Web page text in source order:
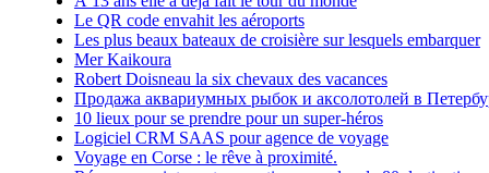
Le QR code envahit les aéroports
Les plus beaux bateaux de croisière sur lesquels embarquer
Mer Kaikoura
Robert Doisneau la six chevaux des vacances
Продажа аквариумных рыбок и аксолотолей в
10 lieux pour se prendre pour un super-héros
Logiciel CRM SAAS pour agence de voyage
Voyage en Corse : le rêve à proximité.